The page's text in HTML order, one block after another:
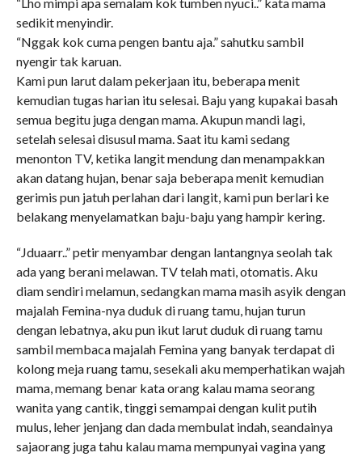
sedikit menyindir.
“Nggak kok cuma pengen bantu aja.” sahutku sambil
nyengir tak karuan.
Kami pun larut dalam pekerjaan itu, beberapa menit
kemudian tugas harian itu selesai. Baju yang kupakai basah
semua begitu juga dengan mama. Akupun mandi lagi,
setelah selesai disusul mama. Saat itu kami sedang
menonton TV, ketika langit mendung dan menampakkan
akan datang hujan, benar saja beberapa menit kemudian
gerimis pun jatuh perlahan dari langit, kami pun berlari ke
belakang menyelamatkan baju-baju yang hampir kering.
“Jduaarr..” petir menyambar dengan lantangnya seolah tak
ada yang berani melawan. TV telah mati, otomatis. Aku
diam sendiri melamun, sedangkan mama masih asyik dengan
majalah Femina-nya duduk di ruang tamu, hujan turun
dengan lebatnya, aku pun ikut larut duduk di ruang tamu
sambil membaca majalah Femina yang banyak terdapat di
kolong meja ruang tamu, sesekali aku memperhatikan wajah
mama, memang benar kata orang kalau mama seorang
wanita yang cantik, tinggi semampai dengan kulit putih
mulus, leher jenjang dan dada membulat indah, seandainya
sajaorang juga tahu kalau mama mempunyai vagina yang